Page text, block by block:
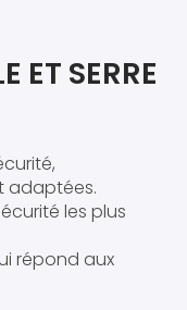
ET SERRE
adaptées.
les plus
répond aux